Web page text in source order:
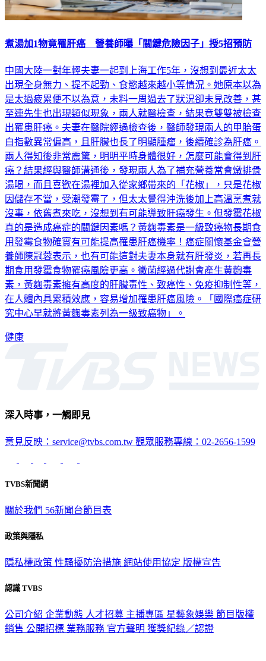
煮湯加1物竟罹肝癌 營養師曝「關鍵危險因子」授5招預防
中國大陸一對年輕夫妻一起到上海工作5年，沒想到最近太太
出現全身無力、提不起勁、食慾越來越小等情況。她原本以為
是太過疲累便不以為意，未料一周過去了狀況卻未見改善，甚
至連先生也出現類似現象，兩人就醫檢查，結果竟雙雙被檢查
出罹患肝癌。夫妻在醫院經過檢查後，醫師發現兩人的甲胎蛋
白指數異常偏高，且肝臟也長了明顯腫瘤，後續確診為肝癌。
兩人得知後非常震驚，明明平時身體很好，怎麼可能會得到肝
癌？結果經與醫師溝通後，發現兩人為了補充營養常會燉排骨
湯喝，而且喜歡在湯裡加入從家鄉帶來的「花椒」，只是花椒
因儲存不當，受潮發霉了，但太太覺得沖洗後加上高溫烹煮就
沒事，依舊煮來吃，沒想到有可能導致肝癌發生。但發霉花椒
真的是造成癌症的關鍵因素嗎？黃麴毒素是一級致癌物長期食
用發霉食物確實有可能提高罹患肝癌機率！癌症關懷基金會營
養師陳冠蓉表示，也有可能這對夫妻本身就有肝發炎，若再長
期食用發霉食物罹癌風險更高。黴菌經過代謝會產生黃麴毒
素，黃麴毒素擁有高度的肝臟毒性、致癌性、免疫抑制性等，
在人體內具累積效應，容易增加罹患肝癌風險。「國際癌症研
究中心早就將黃麴毒素列為一級致癌物」。
健康
深入時事，一觸即見
意見反映：service@tvbs.com.tw 觀眾服務專線：02-2656-1599
TVBS新聞網
關於我們 56新聞台節目表
政策與隱私
隱私權政策 性騷擾防治措施 網站使用協定 版權宣告
認識 TVBS
公司介紹 企業動態 人才招募 主播專區 星藝象娛樂 節目版權
銷售 公開招標 業務服務 官方聲明 獲獎紀錄／認證